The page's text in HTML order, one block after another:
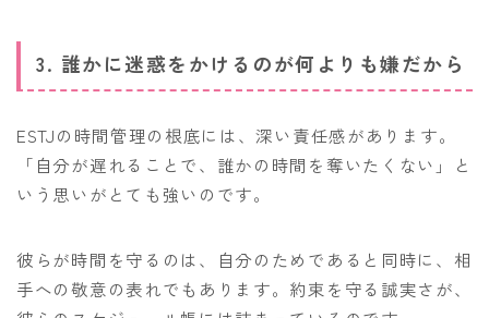
3. 誰かに迷惑をかけるのが何よりも嫌だから
ESTJの時間管理の根底には、深い責任感があります。
「自分が遅れることで、誰かの時間を奪いたくない」と
いう思いがとても強いのです。
彼らが時間を守るのは、自分のためであると同時に、相
手への敬意の表れでもあります。約束を守る誠実さが、